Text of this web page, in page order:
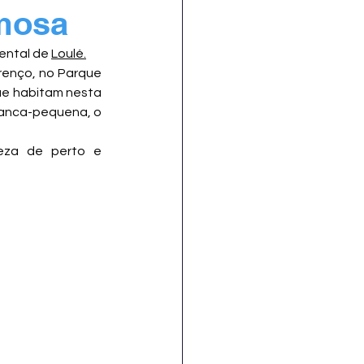
de Loulé.
no Parque
habitam nesta
pequena, o
de perto e